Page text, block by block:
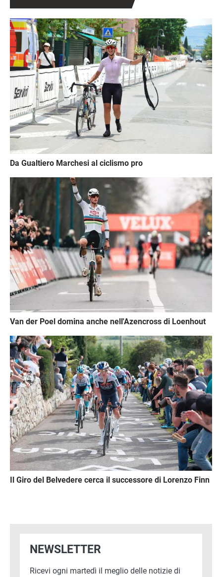
Immagine
Da Gualtiero Marchesi al ciclismo pro
Van der Poel domina anche nell'Azencross di Loenhout
Immagine
Il Giro del Belvedere cerca il successore di Lorenzo Finn
NEWSLETTER
Ricevi ogni martedì il meglio delle notizie di